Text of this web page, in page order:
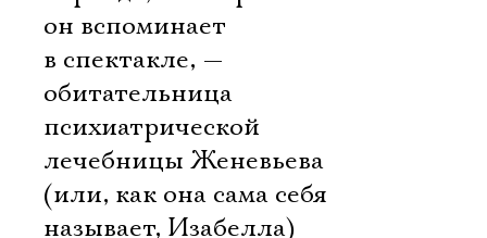
он вспоминает
в спектакле, —
обитательница
психиатрической
лечебницы Женевьева
(или, как она сама себя
называет, Изабелла)
Ознакомиться